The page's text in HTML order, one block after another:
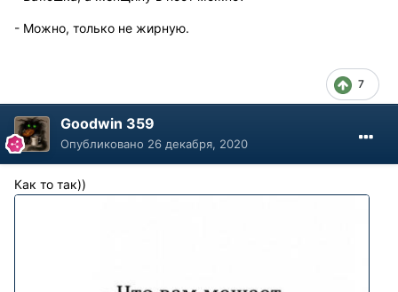
- Можно, только не жирную.
7
Goodwin 359
Опубликовано 26 декабря, 2020
Как то так))